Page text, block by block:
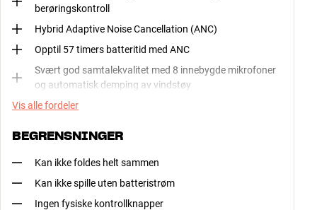
berøringskontroll
Hybrid Adaptive Noise Cancellation (ANC)
Opptil 57 timers batteritid med ANC
Svært god samtalekvalitet med 8 innebygde mikrofoner
og automatisk demping av vindstøy
Vis alle fordeler
BEGRENSNINGER
Kan ikke foldes helt sammen
Kan ikke spille uten batteristrøm
Ingen fysiske kontrollknapper